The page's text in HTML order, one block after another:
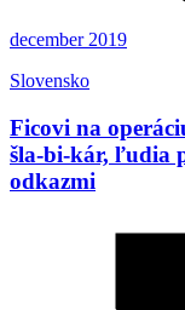
december 2019
Slovensko
Ficovi na
šla-bi-kár, ľudia
odkazmi